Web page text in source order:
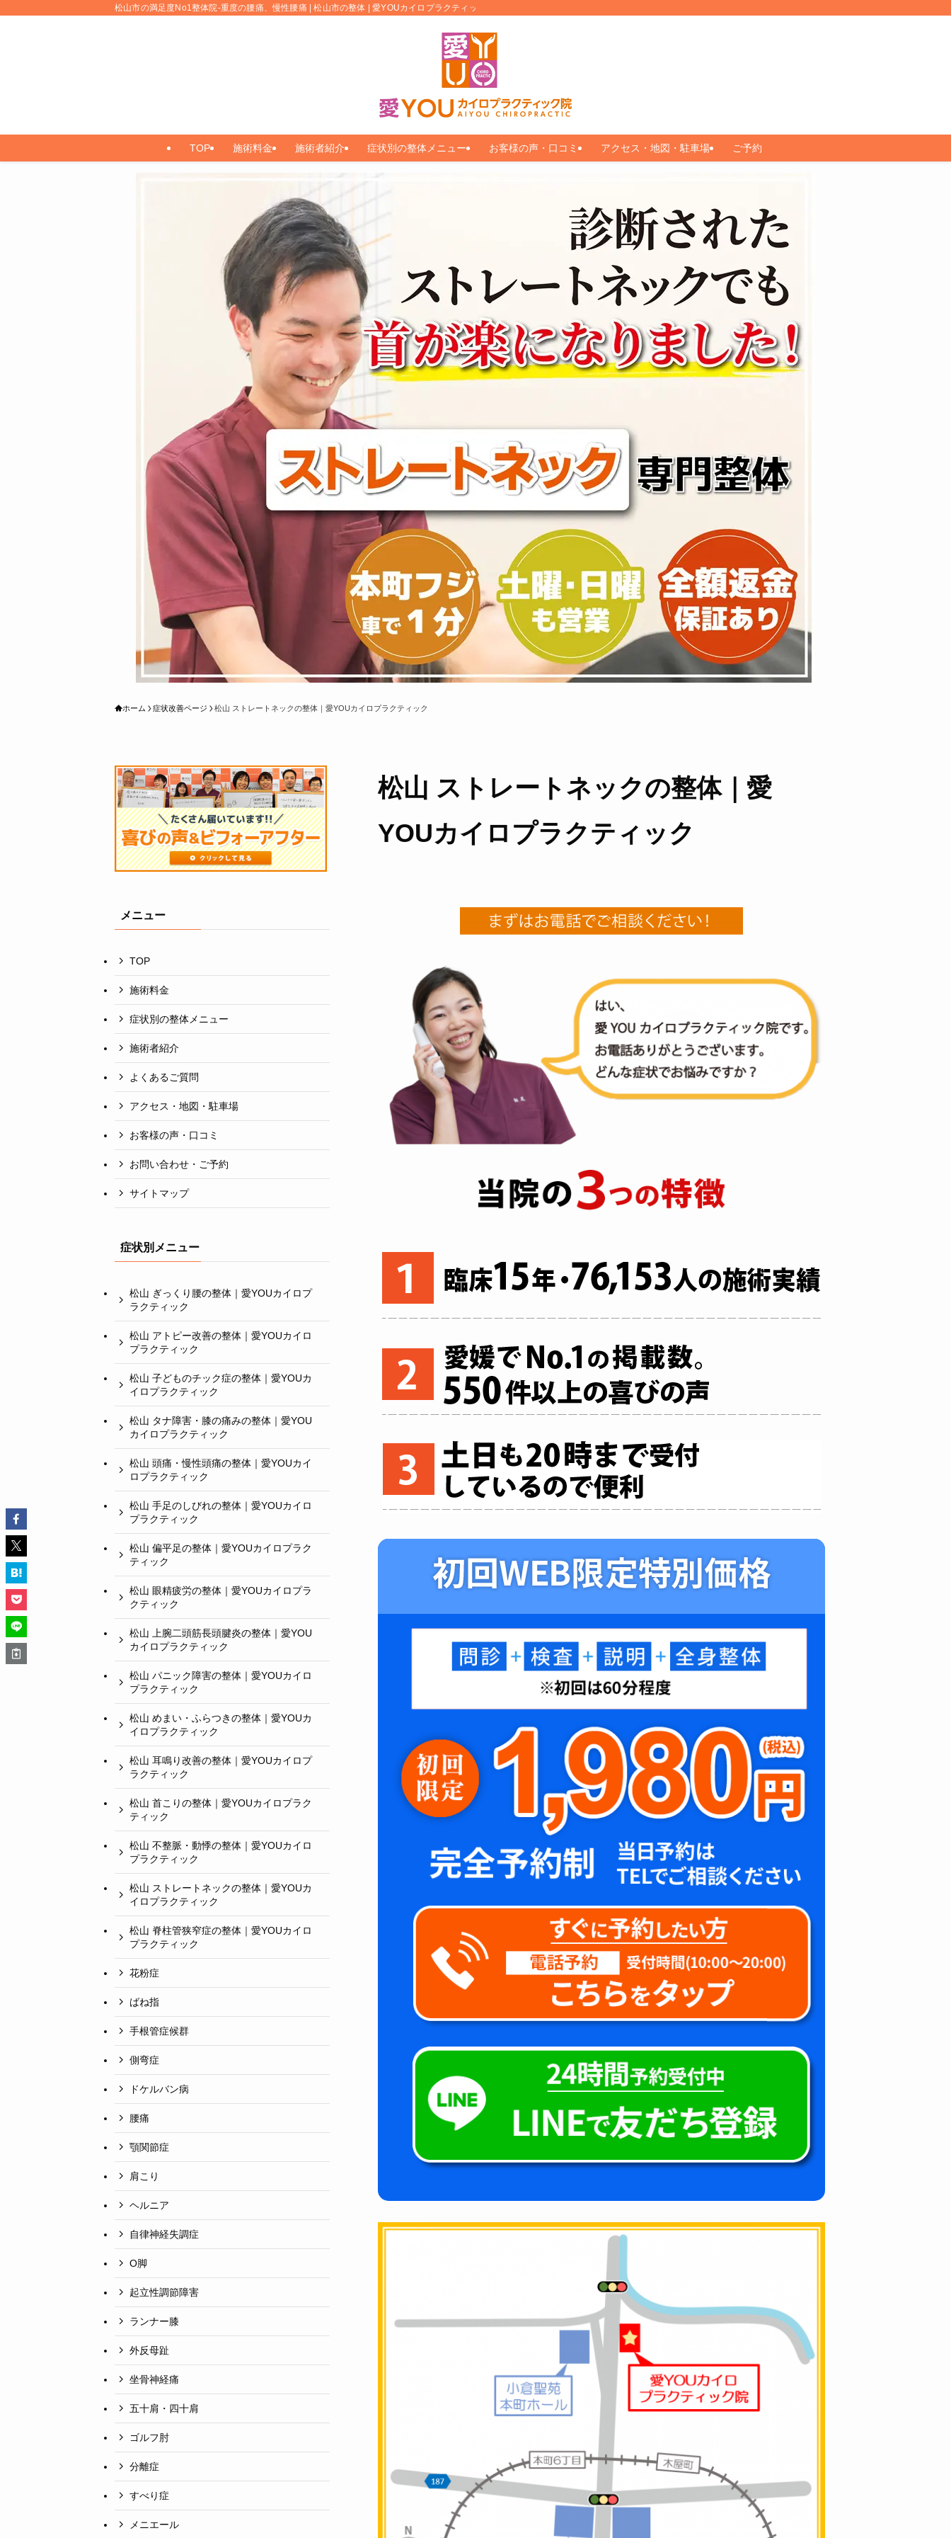
松山市の満足度No1整体院-重度の腰痛、慢性腰痛 | 松山市の整体 | 愛YOUカイロプラクティック
TOP 施術料金 施術者紹介 症状別の整体メニュー お客様の声・口コミ アクセス・地図・駐車場 ご予約
ホーム 症状改善ページ 松山 ストレートネックの整体｜愛YOUカイロプラクティック
松山 ストレートネックの整体｜愛
YOUカイロプラクティック
メニュー
TOP
施術料金
症状別の整体メニュー
施術者紹介
よくあるご質問
アクセス・地図・駐車場
お客様の声・口コミ
お問い合わせ・ご予約
サイトマップ
症状別メニュー
松山 ぎっくり腰の整体｜愛YOUカイロプ
ラクティック
松山 アトピー改善の整体｜愛YOUカイロ
プラクティック
松山 子どものチック症の整体｜愛YOUカ
イロプラクティック
松山 タナ障害・膝の痛みの整体｜愛YOU
カイロプラクティック
松山 頭痛・慢性頭痛の整体｜愛YOUカイ
ロプラクティック
松山 手足のしびれの整体｜愛YOUカイロ
プラクティック
松山 偏平足の整体｜愛YOUカイロプラク
ティック
松山 眼精疲労の整体｜愛YOUカイロプラ
クティック
松山 上腕二頭筋長頭腱炎の整体｜愛YOU
カイロプラクティック
松山 パニック障害の整体｜愛YOUカイロ
プラクティック
松山 めまい・ふらつきの整体｜愛YOUカ
イロプラクティック
松山 耳鳴り改善の整体｜愛YOUカイロプ
ラクティック
松山 首こりの整体｜愛YOUカイロプラク
ティック
松山 不整脈・動悸の整体｜愛YOUカイロ
プラクティック
松山 ストレートネックの整体｜愛YOUカ
イロプラクティック
松山 脊柱管狭窄症の整体｜愛YOUカイロ
プラクティック
花粉症
ばね指
手根管症候群
側弯症
ドケルバン病
腰痛
顎関節症
肩こり
ヘルニア
自律神経失調症
O脚
起立性調節障害
ランナー膝
外反母趾
坐骨神経痛
五十肩・四十肩
ゴルフ肘
分離症
すべり症
メニエール